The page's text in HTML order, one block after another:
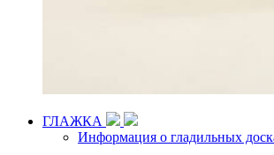
ГЛАЖКА
Информация о гладильных